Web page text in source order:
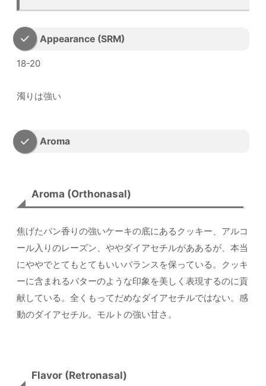
Appearance (SRM)
18-20
濁りは強い
Aroma
Aroma (Orthonasal)
焦げたパン香りの強いケーキの底にあるクッキー、アルコ
ール入りのレーズン、ややダイアセチルがああるが、本当
にややでとてもとてもいいバランスを保っている。クッキ
ーに含まれるバターのような印象を美しく表現するのに貢
献している。全くもってだめなダイアセチルではない。感
動のダイアセチル。モルトの強い甘さ。
Flavor (Retronasal)